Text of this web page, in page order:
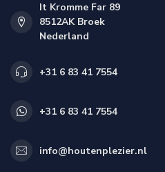
It Kromme Far 89
8512AK Broek
Nederland
+31 6 83 41 7554
+31 6 83 41 7554
info@houtenplezier.nl